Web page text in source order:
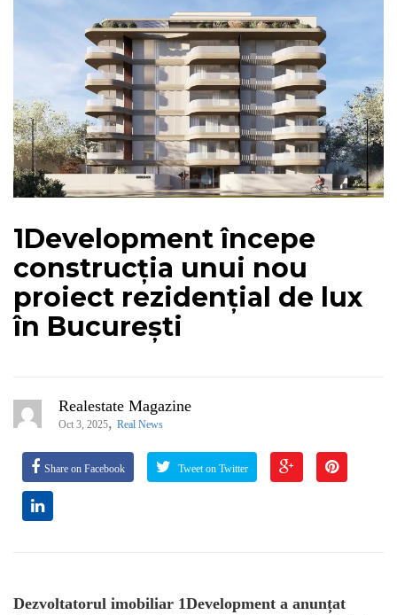
1Development începe
construcția unui nou
proiect rezidențial de lux
în București
Realestate Magazine
Oct 3, 2025, Real News
Share on Facebook Tweet on Twitter
Dezvoltatorul imobiliar 1Development a anunțat